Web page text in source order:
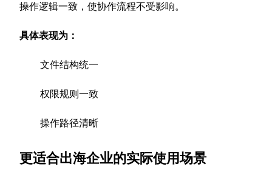
操作逻辑一致，使协作流程不受影响。
具体表现为：
文件结构统一
权限规则一致
操作路径清晰
更适合出海企业的实际使用场景